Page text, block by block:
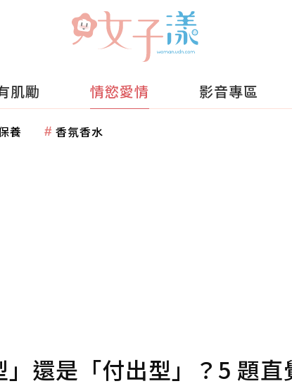
肌勵 情慾愛情 影音專區
養 香氛香水
」還是「付出型」？5 題直